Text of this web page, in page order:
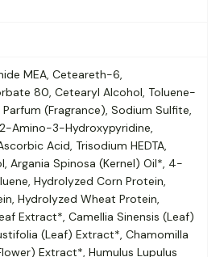
MEA, Ceteareth-6,
80, Cetearyl Alcohol, Toluene-
(Fragrance), Sodium Sulfite,
Amino-3-Hydroxypyridine,
Acid, Trisodium HEDTA,
Argania Spinosa (Kernel) Oil*, 4-
Hydrolyzed Corn Protein,
Hydrolyzed Wheat Protein,
Extract*, Camellia Sinensis (Leaf)
(Leaf) Extract*, Chamomilla
Extract*, Humulus Lupulus